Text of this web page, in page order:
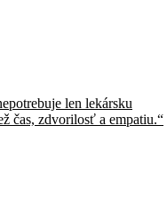
len lekársku
čas, zdvorilosť a empatiu.“